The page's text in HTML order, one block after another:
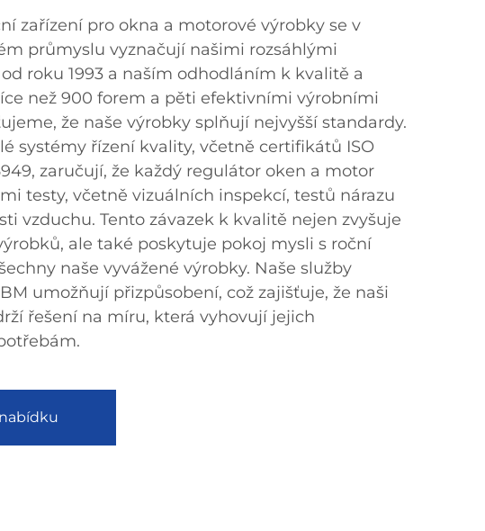
zařízení pro okna a motorové výrobky se v
průmyslu vyznačují našimi rozsáhlými
roku 1993 a naším odhodláním k kvalitě a
než 900 forem a pěti efektivními výrobními
že naše výrobky splňují nejvyšší standardy.
systémy řízení kvality, včetně certifikátů ISO
zaručují, že každý regulátor oken a motor
testy, včetně vizuálních inspekcí, testů nárazu
vzduchu. Tento závazek k kvalitě nejen zvyšuje
ale také poskytuje pokoj mysli s roční
naše vyvážené výrobky. Naše služby
umožňují přizpůsobení, což zajišťuje, že naši
řešení na míru, která vyhovují jejich